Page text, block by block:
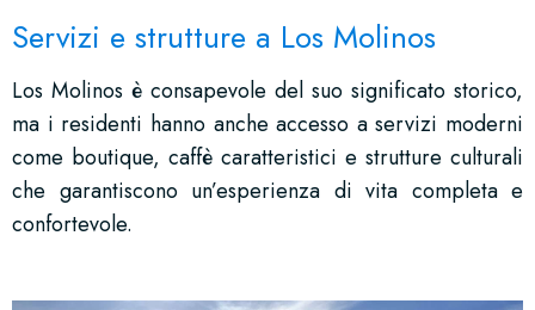
Servizi e strutture a Los Molinos
Los Molinos è consapevole del suo significato storico,
ma i residenti hanno anche accesso a servizi moderni
come boutique, caffè caratteristici e strutture culturali
che garantiscono un’esperienza di vita completa e
confortevole.